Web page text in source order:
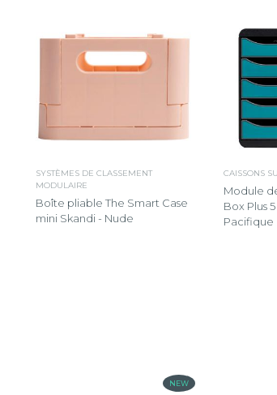
SYSTÈMES DE CLASSEMENT
MODULAIRE
Boîte pliable The Smart Case
mini Skandi - Nude
CAISSONS
Module
Box Plus
Pacifique
NEW